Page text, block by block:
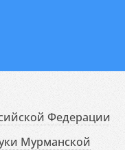
Федерации
Мурманской